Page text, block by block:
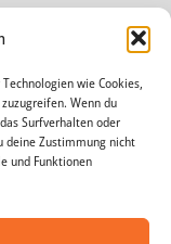
wie Cookies,
Wenn du
Surfverhalten oder
deine Zustimmung nicht
und Funktionen